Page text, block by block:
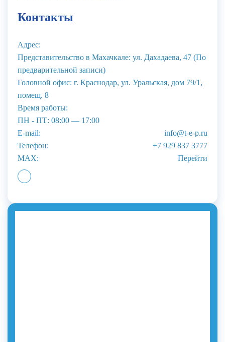
Контакты
Адрес:
Представительство в Махачкале: ул. Дахадаева, 47 (По
предварительной записи)
Головной офис: г. Краснодар, ул. Уральская, дом 79/1,
помещ. 8
Время работы:
ПН - ПТ: 08:00 — 17:00
E-mail:
info@t-e-p.ru
Телефон:
+7 929 837 3777
MAX:
Перейти